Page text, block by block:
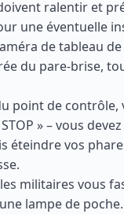
ralentir et
une éventuelle
de tableau
du pare-brise,
point de
» – vous
éteindre vos
militaires vous
lampe de